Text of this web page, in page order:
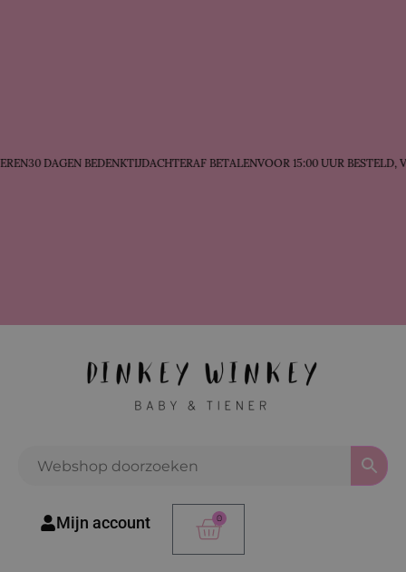
30 DAGEN BEDENKTIJDACHTERAF BETALENVOOR 15:00 UUR BESTELD,
Mijn account 0